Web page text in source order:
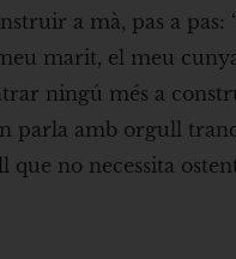
a mà, pas a pas:
marit, el meu
ningú més a
parla amb orgull
que no necessita